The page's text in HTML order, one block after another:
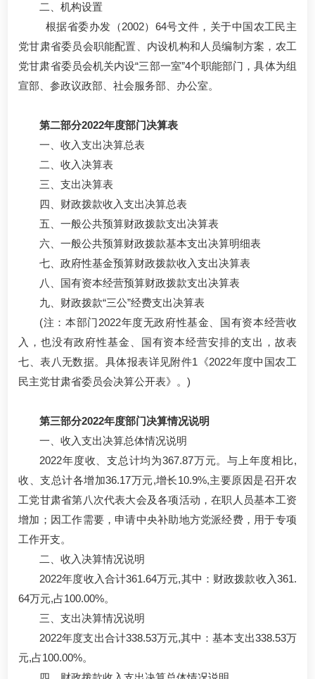
二、机构设置
根据省委办发（2002）64号文件，关于中国农工民主
党甘肃省委员会职能配置、内设机构和人员编制方案，农工
党甘肃省委员会机关内设“三部一室”4个职能部门，具体为组
宣部、参政议政部、社会服务部、办公室。
第二部分2022年度部门决算表
一、收入支出决算总表
二、收入决算表
三、支出决算表
四、财政拨款收入支出决算总表
五、一般公共预算财政拨款支出决算表
六、一般公共预算财政拨款基本支出决算明细表
七、政府性基金预算财政拨款收入支出决算表
八、国有资本经营预算财政拨款支出决算表
九、财政拨款“三公”经费支出决算表
(注：本部门2022年度无政府性基金、国有资本经营收
入，也没有政府性基金、国有资本经营安排的支出，故表
七、表八无数据。具体报表详见附件1《2022年度中国农工
民主党甘肃省委员会决算公开表》。)
第三部分2022年度部门决算情况说明
一、收入支出决算总体情况说明
2022年度收、支总计均为367.87万元。与上年度相比,
收、支总计各增加36.17万元,增长10.9%,主要原因是召开农
工党甘肃省第八次代表大会及各项活动，在职人员基本工资
增加；因工作需要，申请中央补助地方党派经费，用于专项
工作开支。
二、收入决算情况说明
2022年度收入合计361.64万元,其中：财政拨款收入361.
64万元,占100.00%。
三、支出决算情况说明
2022年度支出合计338.53万元,其中：基本支出338.53万
元,占100.00%。